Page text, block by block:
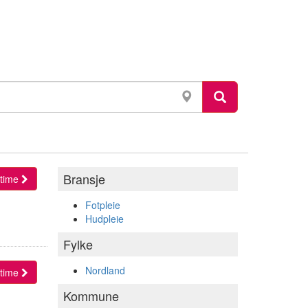
Bransje
Fotpleie
Hudpleie
Fylke
Nordland
Kommune